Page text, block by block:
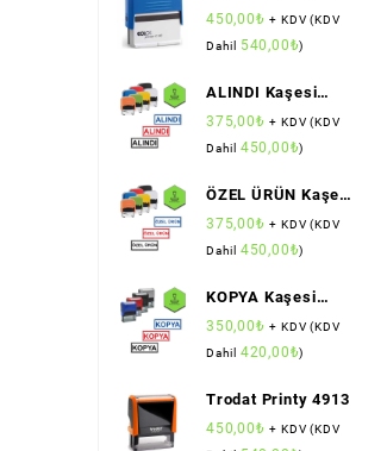
450,00₺ + KDV (KDV
Dahil 540,00₺)
ALINDI Kaşesi
(Standart Boy)
(Colop)
375,00₺ + KDV (KDV
Dahil 450,00₺)
ÖZEL ÜRÜN Kaşesi
(Standart Boy)
(Colop)
375,00₺ + KDV (KDV
Dahil 450,00₺)
KOPYA Kaşesi
(Standart Boy)
(Sırdaş)
350,00₺ + KDV (KDV
Dahil 420,00₺)
Trodat Printy 4913
450,00₺ + KDV (KDV